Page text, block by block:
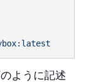
ように記述